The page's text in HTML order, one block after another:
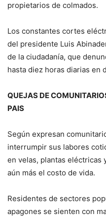
propietarios de colmados.
Los constantes cortes
del presidente Luis
de la ciudadanía, que
hasta diez horas diarias en
QUEJAS DE
PAIS
Según expresan
interrumpir sus labores
en velas, plantas eléctricas
aún más el costo de vida.
Residentes de sectores
apagones se sienten con